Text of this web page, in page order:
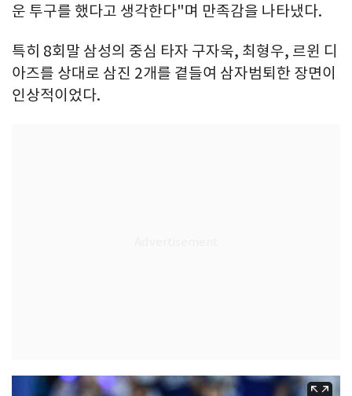
운 투구를 했다고 생각한다"며 만족감을 나타냈다.
특히 8회말 삼성의 중심 타자 구자욱, 최형우, 르윈 디
아즈를 상대로 삼진 2개를 곁들여 삼자범퇴한 장면이
인상적이었다.